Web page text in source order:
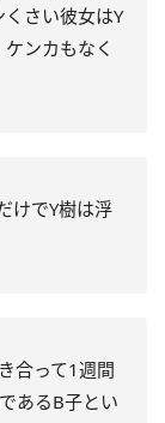
さい彼女はY
ンカもなく
けでY樹は浮
合って1週間
あるB子とい